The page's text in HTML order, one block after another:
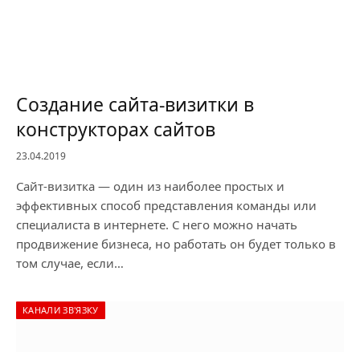
Создание сайта-визитки в
конструкторах сайтов
23.04.2019
Сайт-визитка — один из наиболее простых и
эффективных способ представления команды или
специалиста в интернете. С него можно начать
продвижение бизнеса, но работать он будет только в
том случае, если…
КАНАЛИ ЗВ'ЯЗКУ